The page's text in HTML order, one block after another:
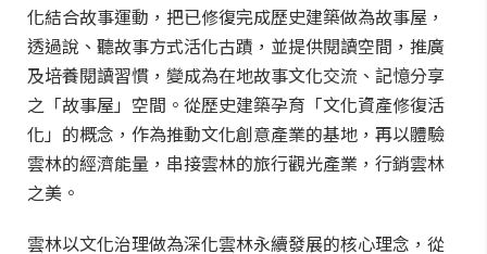
化結合故事運動，把已修復完成歷史建築做為故事屋，
透過說、聽故事方式活化古蹟，並提供閱讀空間，推廣
及培養閱讀習慣，變成為在地故事文化交流、記憶分享
之「故事屋」空間。從歷史建築孕育「文化資產修復活
化」的概念，作為推動文化創意產業的基地，再以體驗
雲林的經濟能量，串接雲林的旅行觀光產業，行銷雲林
之美。
雲林以文化治理做為深化雲林永續發展的核心理念，從